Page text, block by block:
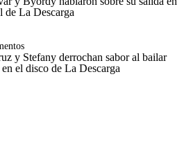
de La Descarga
y Stefany derrochan sabor al bailar
el disco de La Descarga